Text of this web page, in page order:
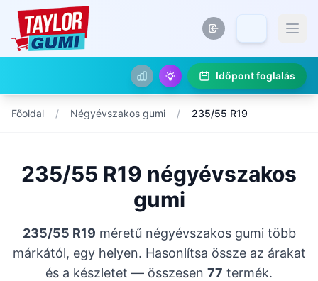
Időpont foglalás
Főoldal / Négyévszakos gumi / 235/55 R19
235/55 R19 négyévszakos
gumi
235/55 R19 méretű négyévszakos gumi több
márkától, egy helyen. Hasonlítsa össze az árakat
és a készletet — összesen 77 termék.